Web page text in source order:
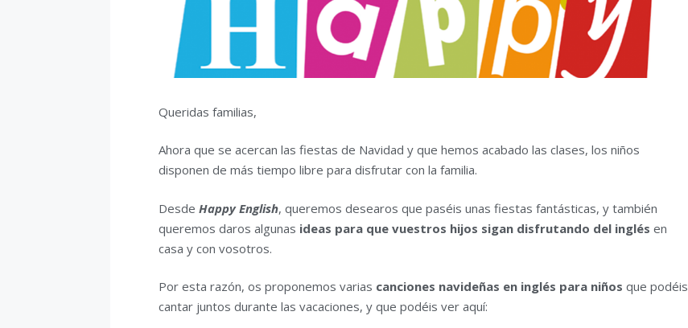
Queridas familias,
Ahora que se acercan las fiestas de Navidad y que hemos acabado las clases, los niños
disponen de más tiempo libre para disfrutar con la familia.
Desde Happy English, queremos desearos que paséis unas fiestas fantásticas, y también
queremos daros algunas ideas para que vuestros hijos sigan disfrutando del inglés en
casa y con vosotros.
Por esta razón, os proponemos varias canciones navideñas en inglés para niños que podéis
cantar juntos durante las vacaciones, y que podéis ver aquí: